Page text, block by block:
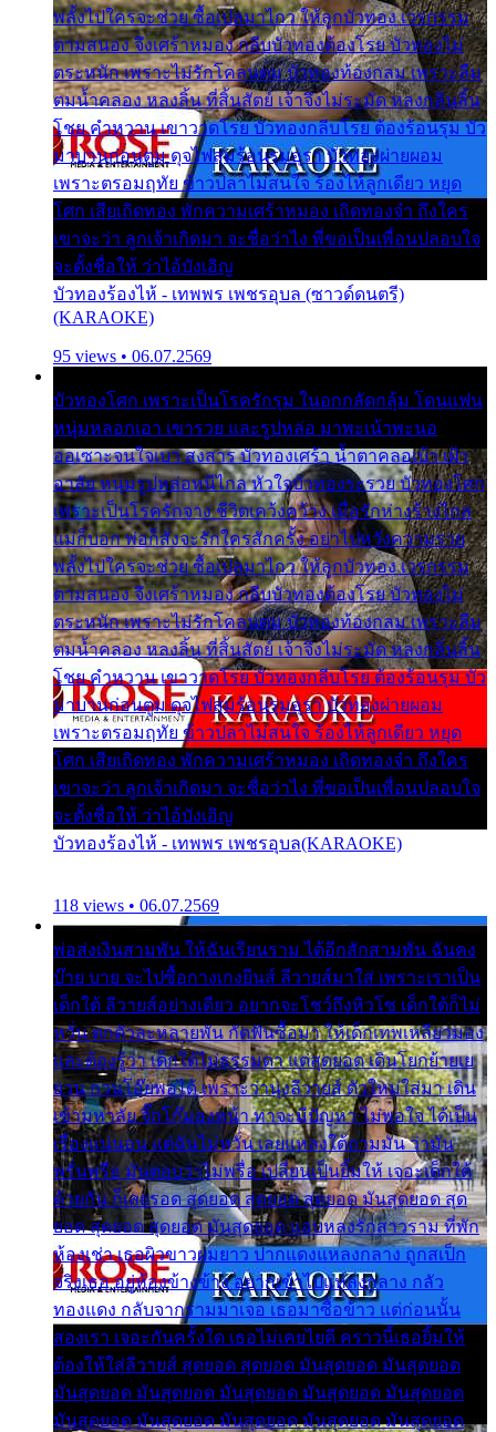
พลั้งไปใครจะช่วย ซื้อเปลมาไกว ให้ลูกบัวทอง เวรกรรม
ตามสนอง จึงเศร้าหมอง กลีบบัวทองต้องโรย บัวทองไม่
ตระหนัก เพราะไม่รักโคลนตม บัวทองท้องกลม เพราะลืม
ตมน้ำคลอง หลงลิ้น ที่สิ้นสัตย์ เจ้าจึงไม่ระมัด หลงกลิ่นลิ้น
โชย คำหวาน เขาวาดโรย บัวทองกลีบโรย ต้องร้อนรุม บัว
มาบานก่อนตูม ดุจไฟสุมร้อนรุมอุรา บัวทองผ่ายผอม
เพราะตรอมฤทัย ข้าวปลาไม่สนใจ ร้องไห้ลูกเดียว หยุด
โศก เสียเถิดทอง พักความเศร้าหมอง เถิดทองจ๋า ถึงใคร
เขาจะว่า ลูกเจ้าเกิดมา จะชื่อว่าไง พี่ขอเป็นเพื่อนปลอบใจ
จะตั้งชื่อให้ ว่าไอ้บังเอิญ
บัวทองร้องไห้ - เทพพร เพชรอุบล (ซาวด์ดนตรี)
(KARAOKE)
95 views • 06.07.2569
บัวทองโศก เพราะเป็นโรครักรุม ในอกกลัดกลุ้ม โดนแฟน
หนุ่มหลอกเอา เขารวย และรูปหล่อ มาพะเน้าพะนอ
ออเซาะจนใจเบา สงสาร บัวทองเศร้า น้ำตาคลอเบ้า เฝ้า
อาลัย หนุ่มรูปหล่อหนีไกล หัวใจบัวทองระรวย บัวทองโศก
เพราะเป็นโรครักจาง ชีวิตเคว้งคว้าง เมื่อรักห่างร้างไกล
แม่ก็บอก พ่อก็สั่งจะรักใครสักครั้ง อย่าไปหวังความรวย
พลั้งไปใครจะช่วย ซื้อเปลมาไกว ให้ลูกบัวทอง เวรกรรม
ตามสนอง จึงเศร้าหมอง กลีบบัวทองต้องโรย บัวทองไม่
ตระหนัก เพราะไม่รักโคลนตม บัวทองท้องกลม เพราะลืม
ตมน้ำคลอง หลงลิ้น ที่สิ้นสัตย์ เจ้าจึงไม่ระมัด หลงกลิ่นลิ้น
โชย คำหวาน เขาวาดโรย บัวทองกลีบโรย ต้องร้อนรุม บัว
มาบานก่อนตูม ดุจไฟสุมร้อนรุมอุรา บัวทองผ่ายผอม
เพราะตรอมฤทัย ข้าวปลาไม่สนใจ ร้องไห้ลูกเดียว หยุด
โศก เสียเถิดทอง พักความเศร้าหมอง เถิดทองจ๋า ถึงใคร
เขาจะว่า ลูกเจ้าเกิดมา จะชื่อว่าไง พี่ขอเป็นเพื่อนปลอบใจ
จะตั้งชื่อให้ ว่าไอ้บังเอิญ
บัวทองร้องไห้ - เทพพร เพชรอุบล(KARAOKE)
118 views • 06.07.2569
พ่อส่งเงินสามพัน ให้ฉันเรียนราม ได้อีกสักสามพัน ฉันคง
บ๊าย บาย จะไปซื้อกางเกงยีนส์ ลีวายส์มาใส่ เพราะเราเป็น
เด็กใต้ ลีวายส์อย่างเดียว อยากจะโชว์ถึงหิวโซ เด็กใต้ก็ไม่
หวั่น ตกตัวละหลายพัน กัดฟันซื้อมา ให้เด็กเทพเหลียวมอง
และต้องรู้ว่า เด็กใต้ไม่ธรรมดา แต่สุดยอด เดินโยกย้ายเย
ยวน กวนโอ๊ยพอได้ เพราะว่านุ่งลีวายส์ ตัวใหม่ใส่มา เดิน
เข้ามหาลัย จิ๊กโก๊มองหน้า ท่าจะมีปัญหา ไม่พอใจ ได้เป็น
เรื่องแน่นอน แต่ฉันไม่หวั่น เลยแหลงใต้ถามมัน ว่ามัน
พรั่นพรือ มันตอบว่าไม่พรื่อ เปลี่ยนเป็นยิ้มให้ เจอะเด็กใต้
ด้วยกัน ก็เลยรอด สุดยอด สุดยอด สุดยอด มันสุดยอด สุด
ยอด สุดยอด สุดยอด มันสุดยอด แอบหลงรักสาวราม ที่พัก
ห้องเช่า เธอผิวขาวผมยาว ปากแดงแหลงกลาง ถูกสเป็ก
จริงเธอ อยู่ห้องข้างข้าง อยากเข้าไปแหลงกลาง กลัว
ทองแดง กลับจากรามมาเจอ เธอมาซื้อข้าว แต่ก่อนนั้น
สองเรา เจอะกันครั้งใด เธอไม่เคยไยดี คราวนี้เธอยิ้มให้
ต้องให้ใส่ลีวายส์ สุดยอด สุดยอด มันสุดยอด มันสุดยอด
มันสุดยอด มันสุดยอด มันสุดยอด มันสุดยอด มันสุดยอด
มันสุดยอด มันสุดยอด มันสุดยอด มันสุดยอด มันสุดยอด